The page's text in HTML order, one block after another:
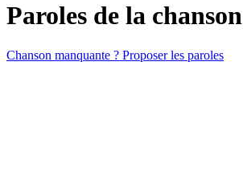
Paroles de la
Chanson manquante ? Proposer les paroles